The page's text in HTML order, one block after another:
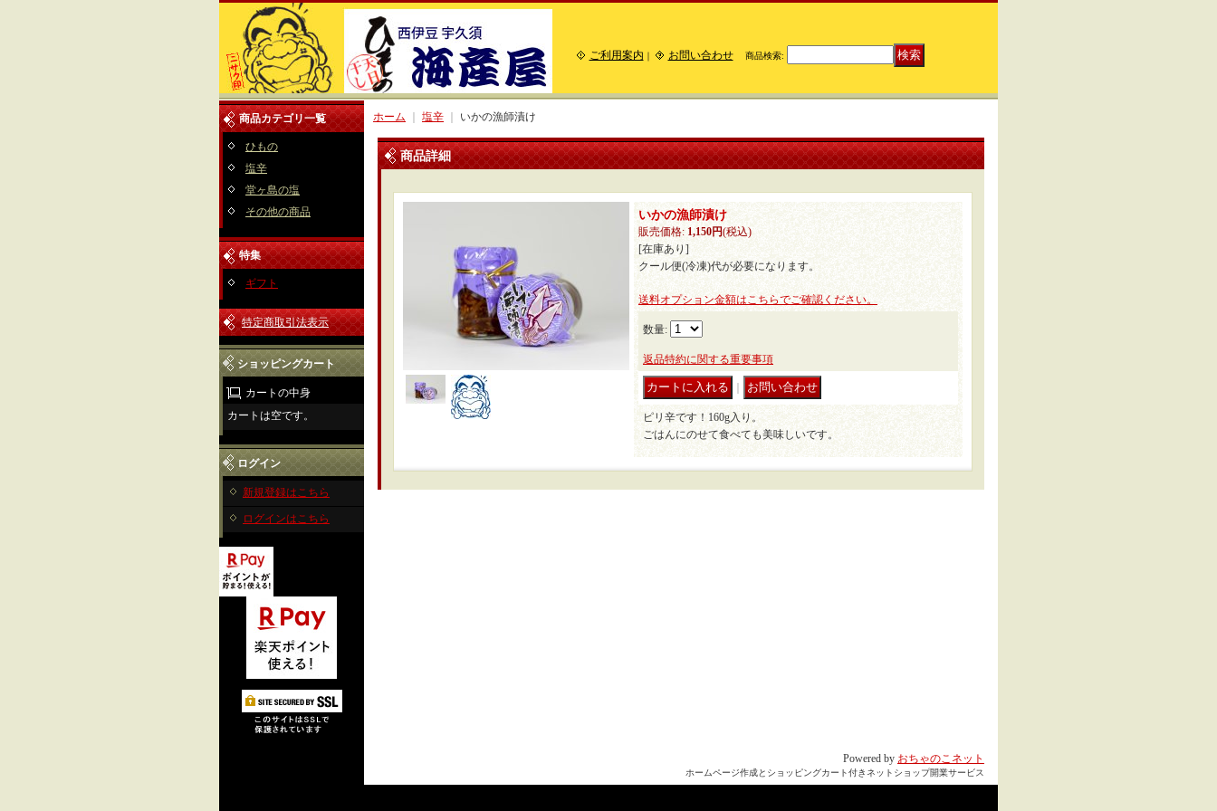
ご利用案内 ｜ お問い合わせ 商品検索:
商品カテゴリ一覧
ひもの
塩辛
堂ヶ島の塩
その他の商品
特集
ギフト
特定商取引法表示
ショッピングカート
カートの中身
カートは空です。
ログイン
新規登録はこちら
ログインはこちら
ホーム 塩辛 いかの漁師漬け
商品詳細
いかの漁師漬け
販売価格: 1,150円(税込)
[在庫あり]
クール便(冷凍)代が必要になります。
送料オプション金額はこちらでご確認ください。
数量:
返品特約に関する重要事項
ピリ辛です！160g入り。
ごはんにのせて食べても美味しいです。
Powered by おちゃのこネット
ホームページ作成とショッピングカート付きネットショップ開業サービス